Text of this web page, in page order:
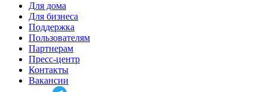
Для дома
Для бизнеса
Поддержка
Пользователям
Партнерам
Пресс-центр
Контакты
Вакансии